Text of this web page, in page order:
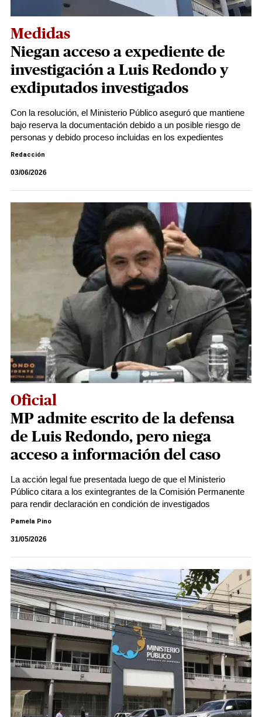
Medidas
Niegan acceso a expediente de
investigación a Luis Redondo y
exdiputados investigados
Con la resolución, el Ministerio Público aseguró que mantiene
bajo reserva la documentación debido a un posible riesgo de
personas y debido proceso incluidas en los expedientes
Redacción
03/06/2026
Oficial
MP admite escrito de la defensa
de Luis Redondo, pero niega
acceso a información del caso
La acción legal fue presentada luego de que el Ministerio
Público citara a los exintegrantes de la Comisión Permanente
para rendir declaración en condición de investigados
Pamela Pino
31/05/2026